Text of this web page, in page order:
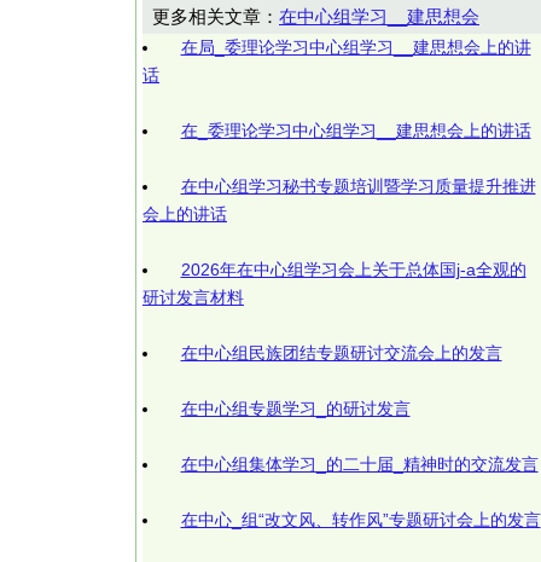
更多相关文章： 在中心组学习__建思想会
在局_委理论学习中心组学习__建思想会上的讲
话
在_委理论学习中心组学习__建思想会上的讲话
在中心组学习秘书专题培训暨学习质量提升推进
会上的讲话
2026年在中心组学习会上关于总体国j-a全观的
研讨发言材料
在中心组民族团结专题研讨交流会上的发言
在中心组专题学习_的研讨发言
在中心组集体学习_的二十届_精神时的交流发言
在中心_组“改文风、转作风”专题研讨会上的发言